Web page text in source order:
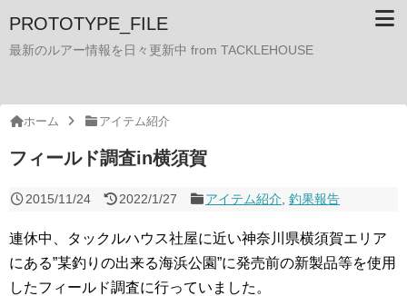
PROTOTYPE_FILE
最新のルアー情報を日々更新中 from TACKLEHOUSE
ホーム アイテム紹介
フィールド調査in横須賀
2015/11/24 2022/1/27 アイテム紹介 ,釣果報告
連休中、タックルハウス社屋に近い神奈川県横須賀エリア
にある”某釣りの出来る海浜公園”に発売前の新製品等を使用
したフィールド調査に行っていました。